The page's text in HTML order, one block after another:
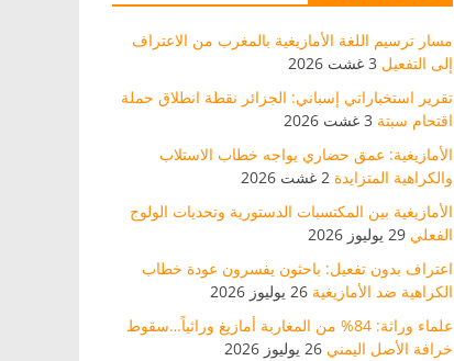
مسار ترسيم اللغة الأمازيغية بالمغرب من الاعتراف
إلى التفعيل 3 غشت 2026
تقرير استخباراتي إسباني: الجزائر نقطة انطلاق حملة
اقتحام سبتة 3 غشت 2026
الأمازيغية: عمق حضاري يواجه خطاب الاستلاب
والكراهية المتزايدة 2 غشت 2026
الأمازيغية بين المكتسبات الدستورية وتحديات الولوج
الفعلي 29 يوليوز 2026
اعتراف بدون تفعيل: باحثون يفسرون عودة خطاب
الكراهية ضد الأمازيغية 26 يوليوز 2026
علماء وراثة: 84% من المغاربة أمازيغ وراثياً…سقوط
خرافة الأصل اليمني 26 يوليوز 2026